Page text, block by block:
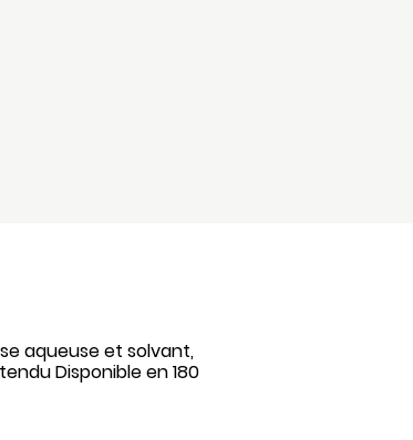
aqueuse et solvant,
Disponible en 180